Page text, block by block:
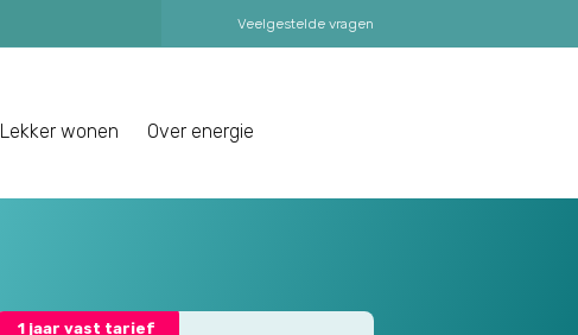
Veelgestelde vragen
Lekker wonen Over energie
1 jaar vast tarief